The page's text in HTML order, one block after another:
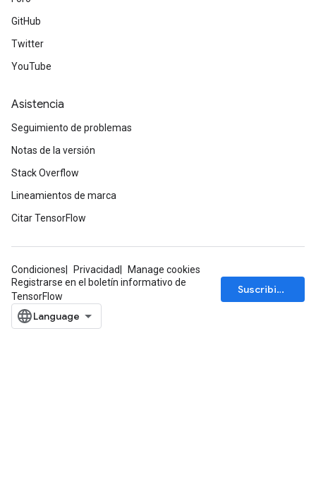
GitHub
Twitter
YouTube
Asistencia
Seguimiento de problemas
Notas de la versión
Stack Overflow
Lineamientos de marca
Citar TensorFlow
Condiciones Privacidad
Manage cookies
Registrarse en el boletín informativo de
TensorFlow
Suscribirse